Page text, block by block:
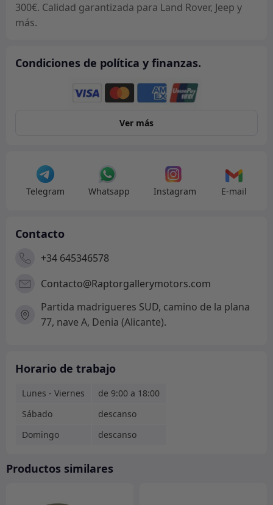
300€. Calidad garantizada para Land Rover, Jeep y
más.
Condiciones de política y finanzas.
Ver más
Telegram Whatsapp Instagram E-mail
Contacto
+34 645346578
Contacto@Raptorgallerymotors.com
Partida madrigueres SUD, camino de la plana
77, nave A, Denia (Alicante).
Horario de trabajo
Lunes - Viernes
de 9:00 a 18:00
Sábado
descanso
Domingo
descanso
Productos similares